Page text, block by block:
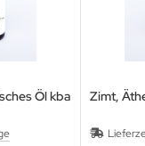
Öl kba
Zimt,